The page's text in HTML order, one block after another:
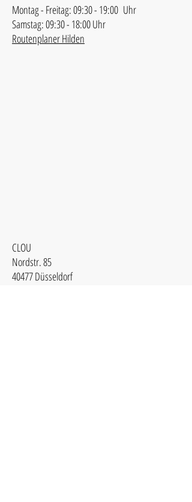
Montag - Freitag: 09:30 - 19:00 Uhr
Samstag: 09:30 - 18:00 Uhr
Routenplaner Hilden
CLOU
Nordstr. 85
40477 Düsseldorf